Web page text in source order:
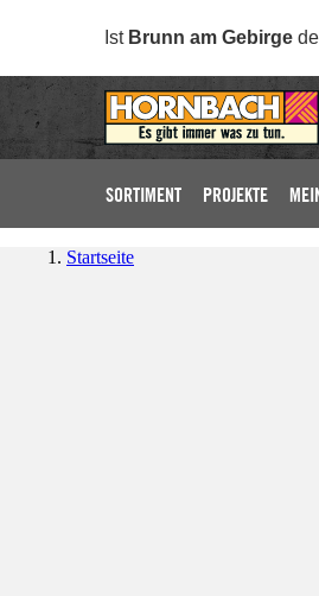
Ist Brunn am Gebirge
SORTIMENT PROJEKTE
Startseite